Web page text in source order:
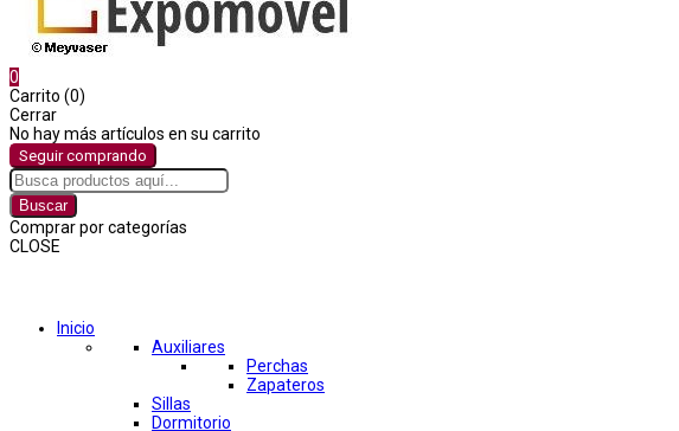
0
Carrito (0)
Cerrar
No hay más artículos en su carrito
Seguir comprando
Buscar
Comprar por categorías
CLOSE
Inicio
Auxiliares
Perchas
Zapateros
Sillas
Dormitorio